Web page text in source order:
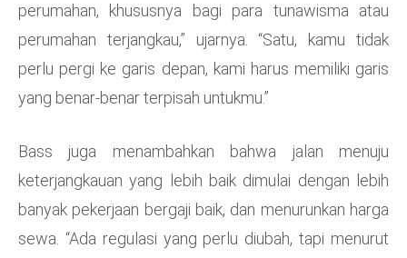
perumahan, khususnya bagi para tunawisma atau
perumahan terjangkau,” ujarnya. “Satu, kamu tidak
perlu pergi ke garis depan, kami harus memiliki garis
yang benar-benar terpisah untukmu.”
Bass juga menambahkan bahwa jalan menuju
keterjangkauan yang lebih baik dimulai dengan lebih
banyak pekerjaan bergaji baik, dan menurunkan harga
sewa. “Ada regulasi yang perlu diubah, tapi menurut